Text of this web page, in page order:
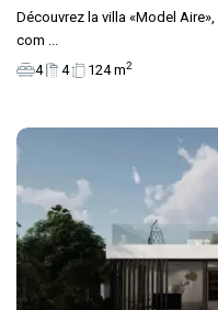
Découvrez la villa «Model
com
4
4 124 m2